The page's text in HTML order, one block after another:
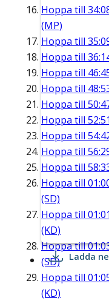
Hoppa till
(MP)
Hoppa till
Hoppa till
Hoppa till
Hoppa till
Hoppa till
Hoppa till 52:51
Hoppa till
Hoppa till
Hoppa till
Hoppa till
(SD)
Hoppa till
(KD)
Hoppa till
(SD)
Hoppa till
(KD)
Ladda